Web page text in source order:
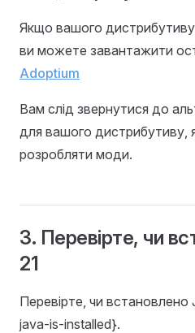
Якщо вашого
ви можете завантажити
Adoptium
Вам слід звернутися до
для вашого дистрибутиву,
розробляти моди.
3. Перевірте, чи
21
Перевірте, чи
java-is-installed}.